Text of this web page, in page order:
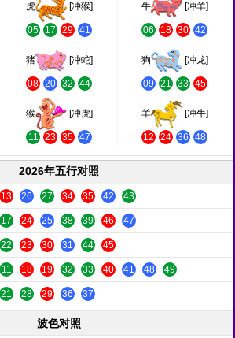
虎 [冲猴]
05 17 29 41
牛 [冲羊]
06 18 30 42
猪 [冲蛇]
08 20 32 44
狗 [冲龙]
09 21 33 45
猴 [冲虎]
11 23 35 47
羊 [冲牛]
12 24 36 48
2026年五行对照
13 26 27 34 35 42 43
17 24 25 38 39 46 47
22 23 30 31 44 45
11 18 19 32 33 40 41 48 49
21 28 29 36 37
波色对照